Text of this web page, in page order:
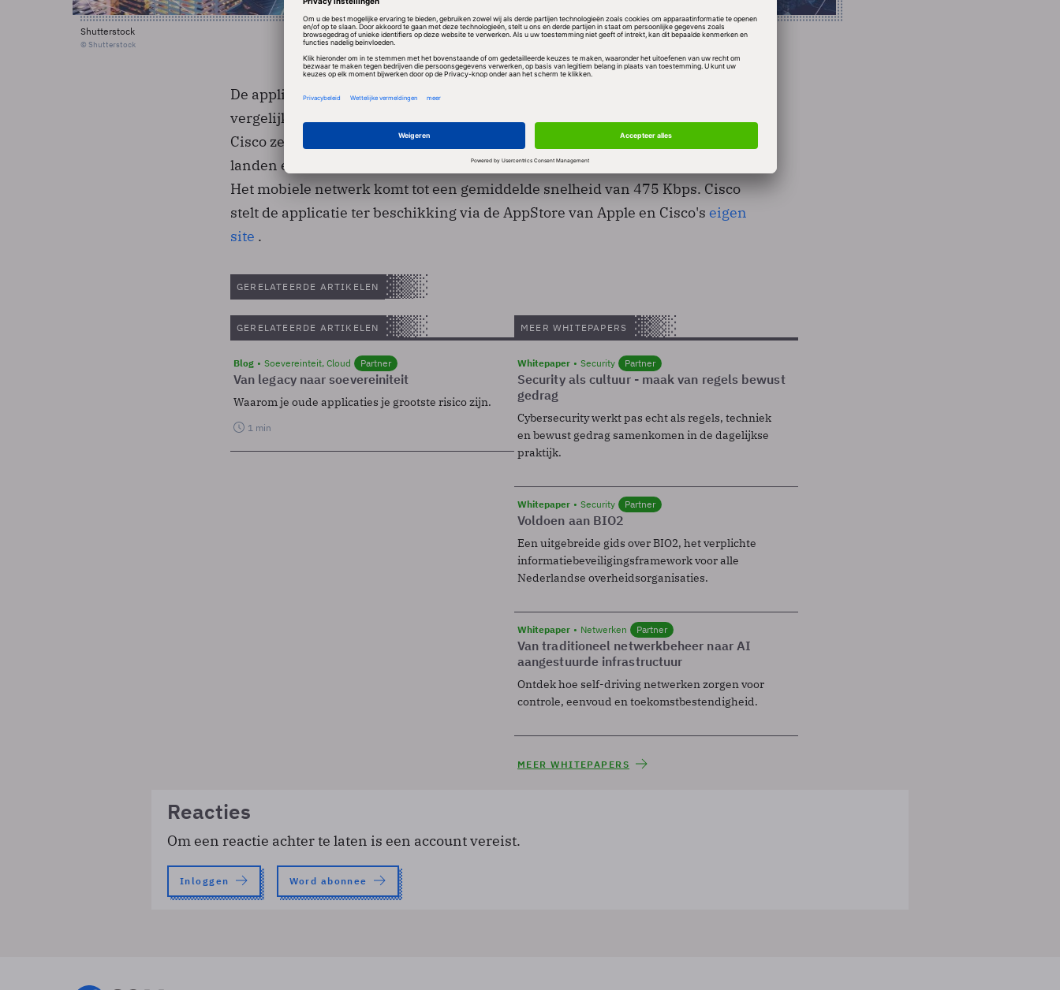
Shutterstock
© Shutterstock
De applicatie stelt de gebruikers van deze toestellen ook in staat een
vergelijking te maken met de metingen van anderen over de hele wereld.
Cisco zegt op basis van ervaringen van 42.000 gebruikers verspreid over 60
landen een gemiddelde WiFi-snelheid van 1153 Kbps te hebben vastgesteld.
Het mobiele netwerk komt tot een gemiddelde snelheid van 475 Kbps. Cisco
stelt de applicatie ter beschikking via de AppStore van Apple en Cisco's eigen
site .
GERELATEERDE ARTIKELEN
GERELATEERDE ARTIKELEN
Blog Soevereinteit, Cloud Partner
Van legacy naar soevereiniteit
Waarom je oude applicaties je grootste risico zijn.
1 min
MEER WHITEPAPERS
Whitepaper Security Partner
Security als cultuur - maak van regels bewust
gedrag
Cybersecurity werkt pas echt als regels, techniek
en bewust gedrag samenkomen in de dagelijkse
praktijk.
Whitepaper Security Partner
Voldoen aan BIO2
Een uitgebreide gids over BIO2, het verplichte
informatiebeveiligingsframework voor alle
Nederlandse overheidsorganisaties.
Whitepaper Netwerken Partner
Van traditioneel netwerkbeheer naar AI
aangestuurde infrastructuur
Ontdek hoe self-driving netwerken zorgen voor
controle, eenvoud en toekomstbestendigheid.
MEER WHITEPAPERS
Reacties
Om een reactie achter te laten is een account vereist.
Inloggen Word abonnee